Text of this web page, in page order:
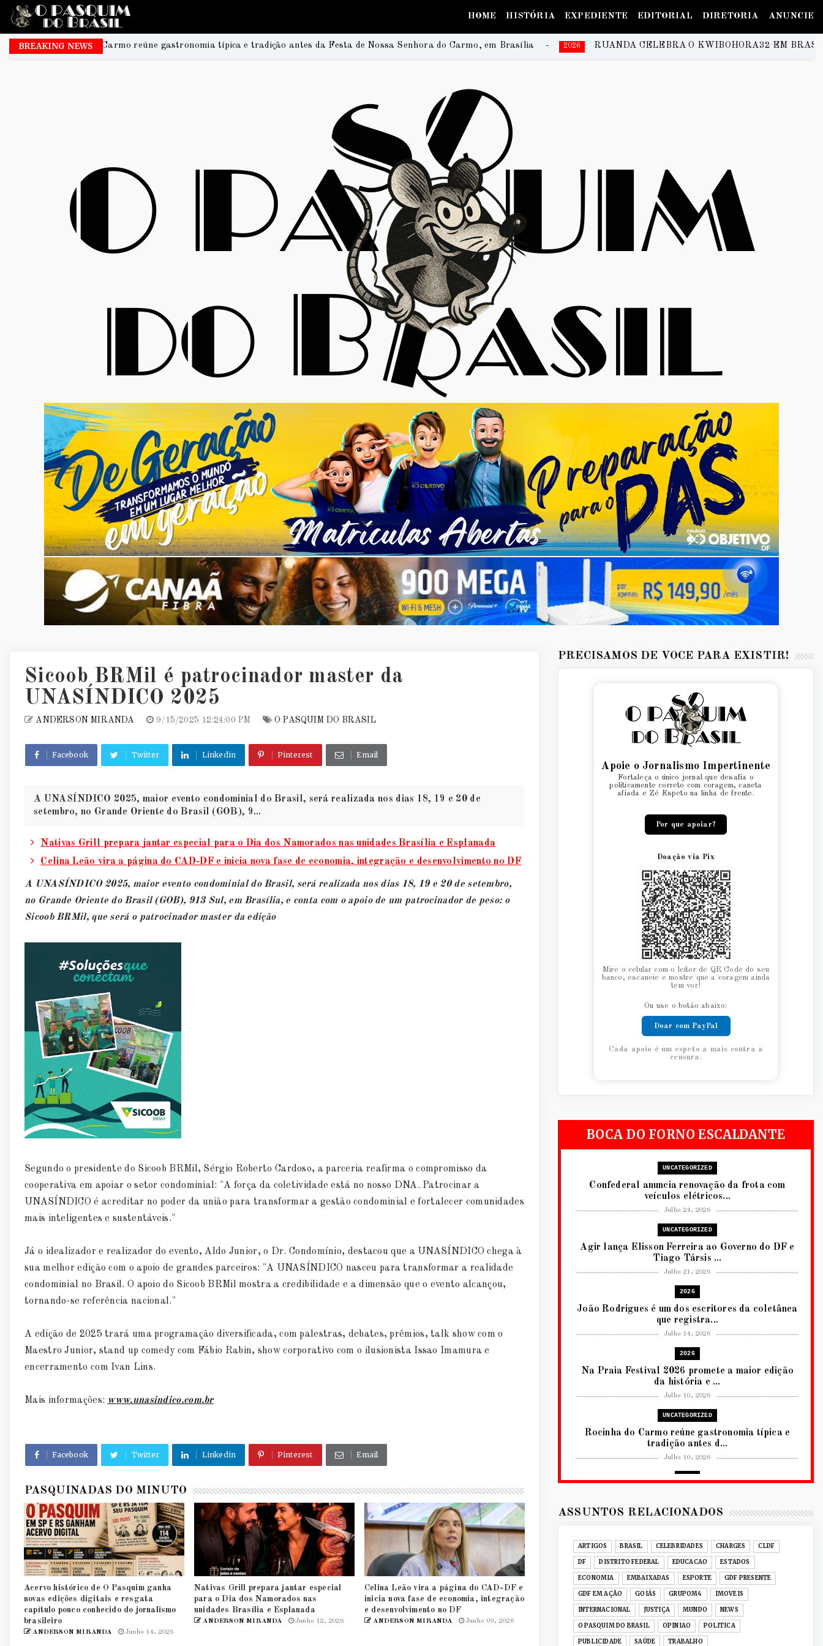
HOME HISTÓRIA EXPEDIENTE EDITORIAL DIRETORIA ANUNCIE
BREAKING NEWS
reúne gastronomia típica e tradição antes da Festa de Nossa Senhora do Carmo, em Brasília 2026 RUANDA CELEBRA O KWIBOHORA32 EM BRASÍLIA COM CULTURA,
Sicoob BRMil é patrocinador master da
UNASÍNDICO 2025
ANDERSON MIRANDA 9/15/2025 12:24:00 PM O PASQUIM DO BRASIL
Facebook Twitter Linkedin Pinterest Email
A UNASÍNDICO 2025, maior evento condominial do Brasil, será realizada nos dias 18, 19 e 20 de
setembro, no Grande Oriente do Brasil (GOB), 9...
Nativas Grill prepara jantar especial para o Dia dos Namorados nas unidades Brasília e Esplanada
Celina Leão vira a página do CAD-DF e inicia nova fase de economia, integração e desenvolvimento no DF
A UNASÍNDICO 2025, maior evento condominial do Brasil, será realizada nos dias 18, 19 e 20 de setembro,
no Grande Oriente do Brasil (GOB), 913 Sul, em Brasília, e conta com o apoio de um patrocinador de peso: o
Sicoob BRMil, que será o patrocinador master da edição
Segundo o presidente do Sicoob BRMil, Sérgio Roberto Cardoso, a parceria reafirma o compromisso da
cooperativa em apoiar o setor condominial: "A força da coletividade está no nosso DNA. Patrocinar a
UNASÍNDICO é acreditar no poder da união para transformar a gestão condominial e fortalecer comunidades
mais inteligentes e sustentáveis."
Já o idealizador e realizador do evento, Aldo Junior, o Dr. Condomínio, destacou que a UNASÍNDICO chega à
sua melhor edição com o apoio de grandes parceiros: "A UNASÍNDICO nasceu para transformar a realidade
condominial no Brasil. O apoio do Sicoob BRMil mostra a credibilidade e a dimensão que o evento alcançou,
tornando-se referência nacional."
A edição de 2025 trará uma programação diversificada, com palestras, debates, prêmios, talk show com o
Maestro Junior, stand up comedy com Fábio Rabin, show corporativo com o ilusionista Issao Imamura e
encerramento com Ivan Lins.
Mais informações: www.unasindico.com.br
Facebook Twitter Linkedin Pinterest Email
PASQUINADAS DO MINUTO
Acervo histórico de O Pasquim ganha
novas edições digitais e resgata
capítulo pouco conhecido do jornalismo
brasileiro
ANDERSON MIRANDA Junho 14, 2026
Nativas Grill prepara jantar especial
para o Dia dos Namorados nas
unidades Brasília e Esplanada
ANDERSON MIRANDA Junho 12, 2026
Celina Leão vira a página do CAD-DF e
inicia nova fase de economia, integração
e desenvolvimento no DF
ANDERSON MIRANDA Junho 09, 2026
PRECISAMOS DE VOCÊ PARA EXISTIR!
Apoie o Jornalismo Impertinente
Fortaleça o único jornal que desafia o
politicamente correto com coragem, caneta
afiada e Zé Espeto na linha de frente.
Por que apoiar?
Doação via Pix
Mire o celular com o leitor de QR Code do seu
banco, escaneie e mostre que a coragem ainda
tem voz!
Ou use o botão abaixo:
Doar com PayPal
Cada apoio é um espeto a mais contra a
censura.
BOCA DO FORNO ESCALDANTE
UNCATEGORIZED
Confederal anuncia renovação da frota com
veículos elétricos...
Julho 24, 2026
UNCATEGORIZED
Agir lança Elisson Ferreira ao Governo do DF e
Tiago Társis ...
Julho 21, 2026
2026
João Rodrigues é um dos escritores da coletânea
que registra...
Julho 14, 2026
2026
Na Praia Festival 2026 promete a maior edição
da história e ...
Julho 10, 2026
UNCATEGORIZED
Rocinha do Carmo reúne gastronomia típica e
tradição antes d...
Julho 10, 2026
BRASÍLIA COM CULTURA, DIPLOM...
UNCATEGORIZED
Senac-DF leva oficinas gastronômicas à 33ª
Expochê com recei...
Junho 15, 2026
ACERVO DIGITAL
Acervo histórico de O Pasquim ganha novas
edições digitais e...
Junho 14, 2026
ASSUNTOS RELACIONADOS
ARTIGOS BRASIL CELEBRIDADES CHARGES CLDF
DF DISTRITO FEDERAL EDUCACAO ESTADOS
ECONOMIA EMBAIXADAS ESPORTE GDF PRESENTE
GDF EM AÇÃO GOIÁS GRUPOM4 IMOVEIS
INTERNACIONAL JUSTIÇA MUNDO NEWS
O PASQUIM DO BRASIL OPINIAO POLITICA
PUBLICIDADE SAÚDE TRABALHO